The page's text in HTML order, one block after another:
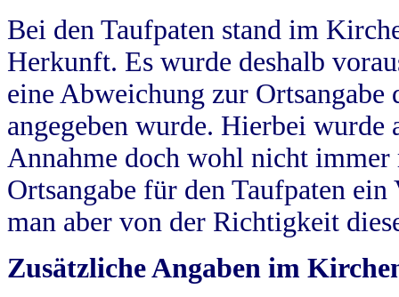
Bei den Taufpaten stand im
Herkunft. Es wurde deshalb
eine Abweichung zur
angegeben wurde. Hierbei wurde
Annahme doch wohl nicht
Ortsangabe für den Taufpaten
man aber von der Richtigkeit
Zusätzliche Angaben im